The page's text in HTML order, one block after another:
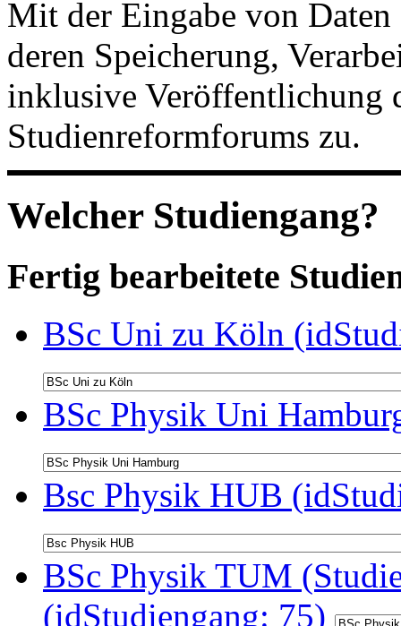
Mit der Eingabe von Daten
deren Speicherung,
inklusive Veröffentlichung
Studienreformforums zu.
Welcher Studiengang?
Fertig bearbeitete
BSc Uni zu Köln
BSc Physik Uni
Bsc Physik HUB
BSc Physik TUM
(idStudiengang: 75)